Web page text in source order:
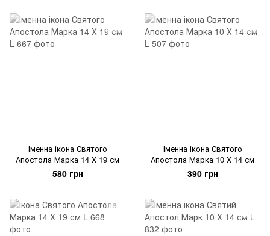
Іменна ікона Святого
Апостола Марка 14 Х 19 см
580 грн
Іменна ікона Святого
Апостола Марка 10 Х 14 см
390 грн